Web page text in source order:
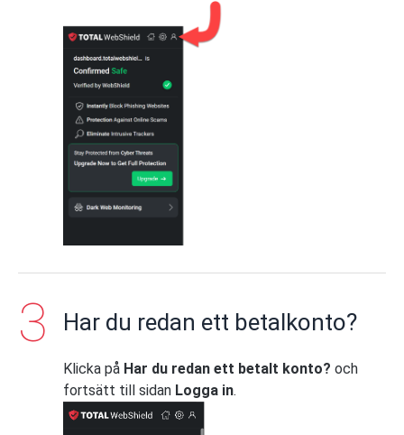
Har du redan ett betalkonto?
Klicka på Har du redan ett betalt konto? och
fortsätt till sidan Logga in.